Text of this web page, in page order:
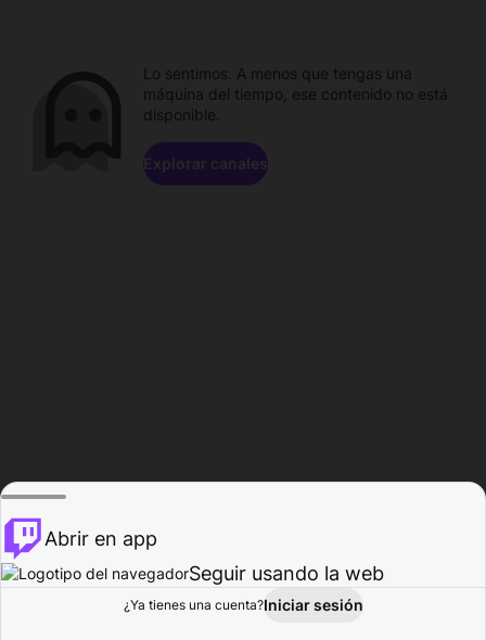
Explorar Actividad
Lo sentimos. A menos que tengas una
máquina del tiempo, ese contenido no está
disponible.
Explorar canales
Abrir en app
Seguir usando la web
¿Ya tienes una cuenta?Iniciar sesión